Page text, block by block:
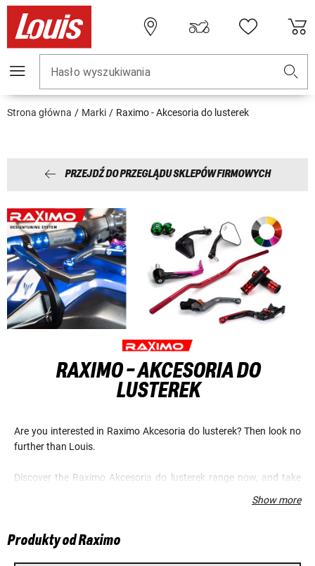
Hasło wyszukiwania
Strona główna Marki Raximo - Akcesoria do lusterek
PRZEJDŹ DO PRZEGLĄDU SKLEPÓW FIRMOWYCH
RAXIMO - AKCESORIA DO
LUSTEREK
Are you interested in Raximo Akcesoria do lusterek? Then look no
further than Louis.
Discover the Raximo Akcesoria do lusterek range now, and take
Show more
Produkty od Raximo